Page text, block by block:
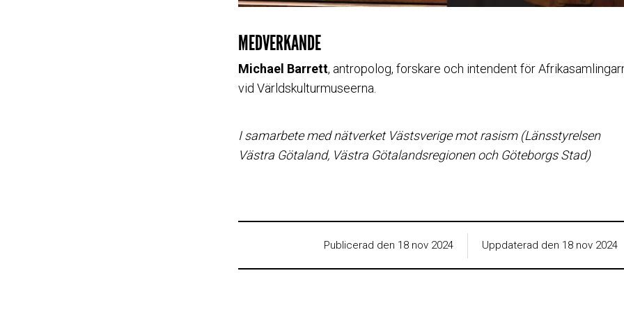
MEDVERKANDE
Michael Barrett, antropolog, forskare och intendent för
vid Världskulturmuseerna.
I samarbete med nätverket Västsverige mot rasism (Länsstyrelsen
Västra Götaland, Västra Götalandsregionen och Göteborgs Stad)
Publicerad den 18 nov 2024 Uppdaterad den 18 nov 2024